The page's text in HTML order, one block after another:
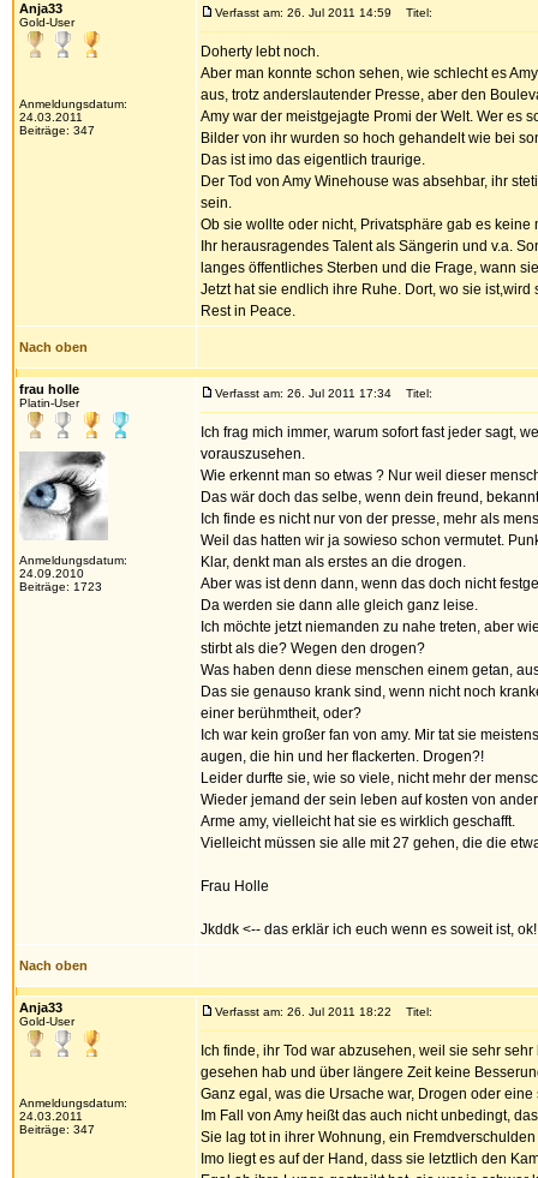
Anja33
Gold-User
Anmeldungsdatum:
24.03.2011
Beiträge: 347
Verfasst am: 26. Jul 2011 14:59 Titel:
Doherty lebt noch.
Aber man konnte schon sehen, wie schlecht es
aus, trotz anderslautender Presse, aber den
Amy war der meistgejagte Promi der Welt. Wer es
Bilder von ihr wurden so hoch gehandelt wie bei
Das ist imo das eigentlich traurige.
Der Tod von Amy Winehouse was absehbar, ihr
sein.
Ob sie wollte oder nicht, Privatsphäre gab es
Ihr herausragendes Talent als Sängerin und v.a.
langes öffentliches Sterben und die Frage, wann
Jetzt hat sie endlich ihre Ruhe. Dort, wo sie
Rest in Peace.
Nach oben
frau holle
Platin-User
Anmeldungsdatum:
24.09.2010
Beiträge: 1723
Verfasst am: 26. Jul 2011 17:34 Titel:
Ich frag mich immer, warum sofort fast jeder sagt,
vorauszusehen.
Wie erkennt man so etwas ? Nur weil dieser
Das wär doch das selbe, wenn dein freund,
Ich finde es nicht nur von der presse, mehr als
Weil das hatten wir ja sowieso schon vermutet.
Klar, denkt man als erstes an die drogen.
Aber was ist denn dann, wenn das doch nicht
Da werden sie dann alle gleich ganz leise.
Ich möchte jetzt niemanden zu nahe treten, aber
stirbt als die? Wegen den drogen?
Was haben denn diese menschen einem getan,
Das sie genauso krank sind, wenn nicht noch
einer berühmtheit, oder?
Ich war kein großer fan von amy. Mir tat sie
augen, die hin und her flackerten. Drogen?!
Leider durfte sie, wie so viele, nicht mehr der
Wieder jemand der sein leben auf kosten von
Arme amy, vielleicht hat sie es wirklich geschafft.
Vielleicht müssen sie alle mit 27 gehen, die die
Frau Holle
Jkddk <-- das erklär ich euch wenn es soweit ist, ok!
Nach oben
Anja33
Gold-User
Anmeldungsdatum:
24.03.2011
Beiträge: 347
Verfasst am: 26. Jul 2011 18:22 Titel:
Ich finde, ihr Tod war abzusehen, weil sie sehr
gesehen hab und über längere Zeit keine
Ganz egal, was die Ursache war, Drogen oder
Im Fall von Amy heißt das auch nicht unbedingt,
Sie lag tot in ihrer Wohnung, ein
Imo liegt es auf der Hand, dass sie letztlich den